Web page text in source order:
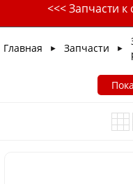
<<< Запчасти
Главная ► Запчасти ►